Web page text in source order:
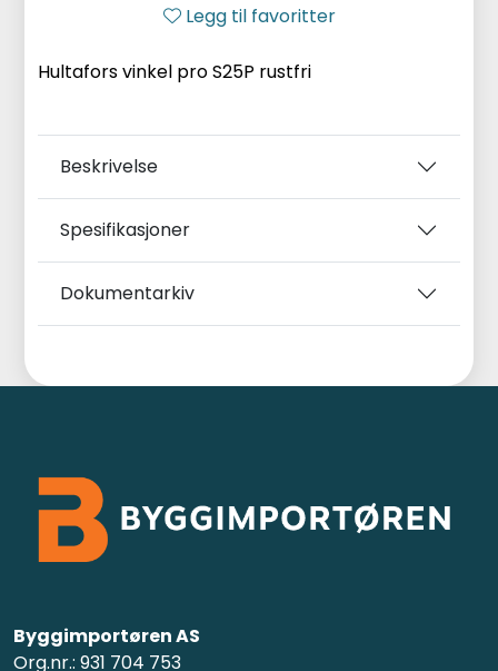
Legg til favoritter
Hultafors vinkel pro S25P rustfri
Beskrivelse
Spesifikasjoner
Dokumentarkiv
Byggimportøren AS
Org.nr.: 931 704 753